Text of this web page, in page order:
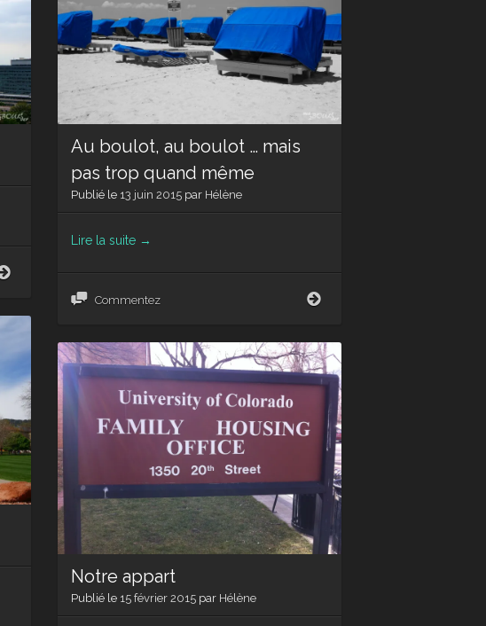
Au boulot, au boulot … mais
pas trop quand même
Publié le 13 juin 2015 par Hélène
Lire la suite →
Commentez
boulot
…
mais
pas
trop
quand
même
Notre appart
Publié le 15 février 2015 par Hélène